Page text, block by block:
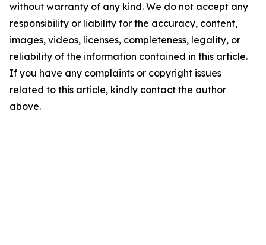
without warranty of any kind. We do not accept any
responsibility or liability for the accuracy, content,
images, videos, licenses, completeness, legality, or
reliability of the information contained in this article.
If you have any complaints or copyright issues
related to this article, kindly contact the author
above.